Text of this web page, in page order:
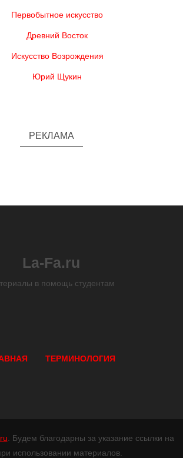
Первобытное искусство
Древний Восток
Искусство Возрождения
Юрий Щукин
РЕКЛАМА
La-Fa.ru
в помощь студентам
ТЕРМИНОЛОГИЯ
. Будем благодарны за указание ссылки на
использовании материалов.